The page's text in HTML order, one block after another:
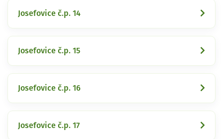
Josefovice č.p. 14
Josefovice č.p. 15
Josefovice č.p. 16
Josefovice č.p. 17